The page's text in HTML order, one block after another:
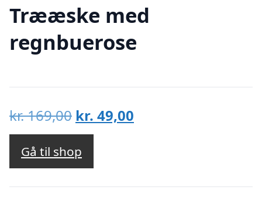
Trææske med
regnbuerose
kr.169,00 Den
oprindelige
pris
var:
kr. 169,00.
kr. 49,00
kr. 49,00.
Gå til shop